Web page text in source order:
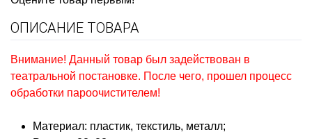
ОПИСАНИЕ ТОВАРА
Внимание! Данный товар был задействован в
театральной постановке. После чего, прошел процесс
обработки пароочистителем!
Материал: пластик, текстиль, металл;